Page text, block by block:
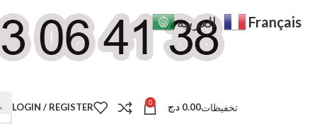
LOGIN / REGISTER 0 0.00 د.ج تخفيظات
العربية Français